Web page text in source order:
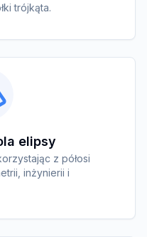
trójkąta.
elipsy
z półosi
inżynierii i